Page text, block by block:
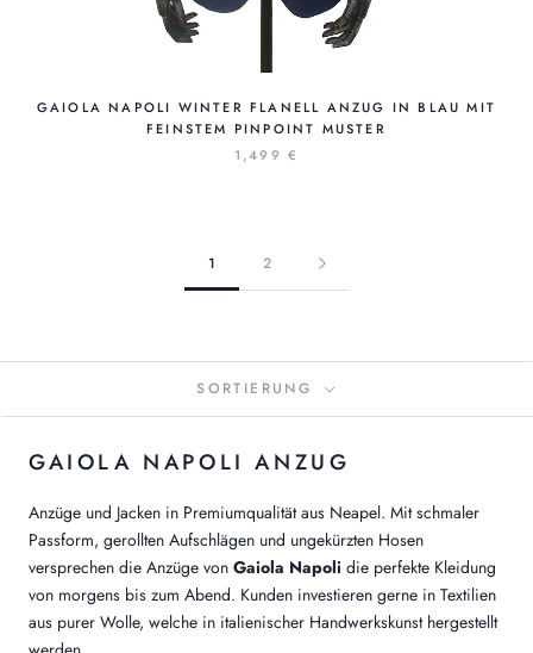
GAIOLA NAPOLI WINTER FLANELL ANZUG IN BLAU MIT
FEINSTEM PINPOINT MUSTER
1,499 €
1 2
SORTIERUNG
GAIOLA NAPOLI ANZUG
Anzüge und Jacken in Premiumqualität aus Neapel. Mit schmaler
Passform, gerollten Aufschlägen und ungekürzten Hosen
versprechen die Anzüge von Gaiola Napoli die perfekte Kleidung
von morgens bis zum Abend. Kunden investieren gerne in Textilien
aus purer Wolle, welche in italienischer Handwerkskunst hergestellt